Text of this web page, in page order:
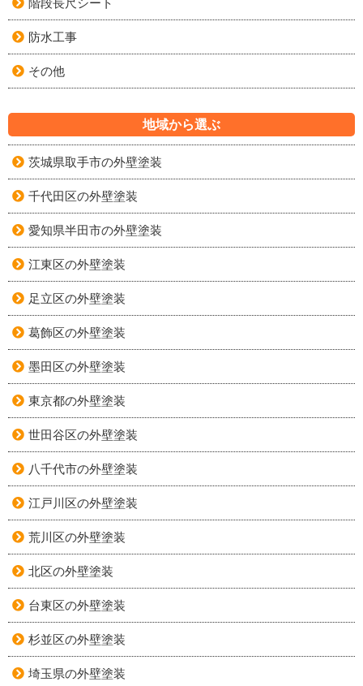
階段長尺シート
防水工事
その他
地域から選ぶ
茨城県取手市の外壁塗装
千代田区の外壁塗装
愛知県半田市の外壁塗装
江東区の外壁塗装
足立区の外壁塗装
葛飾区の外壁塗装
墨田区の外壁塗装
東京都の外壁塗装
世田谷区の外壁塗装
八千代市の外壁塗装
江戸川区の外壁塗装
荒川区の外壁塗装
北区の外壁塗装
台東区の外壁塗装
杉並区の外壁塗装
埼玉県の外壁塗装